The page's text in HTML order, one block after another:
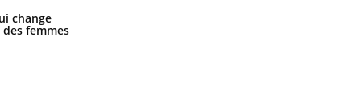
change
femmes